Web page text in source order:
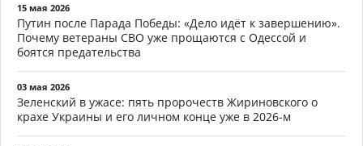
15 мая 2026
Путин после Парада Победы: «Дело идёт к завершению».
Почему ветераны СВО уже прощаются с Одессой и
боятся предательства
03 мая 2026
Зеленский в ужасе: пять пророчеств Жириновского о
крахе Украины и его личном конце уже в 2026-м